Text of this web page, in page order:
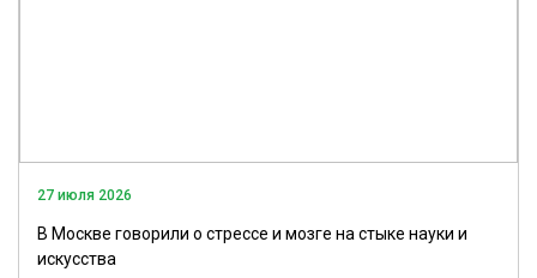
27 июля 2026
В Москве говорили о стрессе и мозге на стыке науки и
искусства